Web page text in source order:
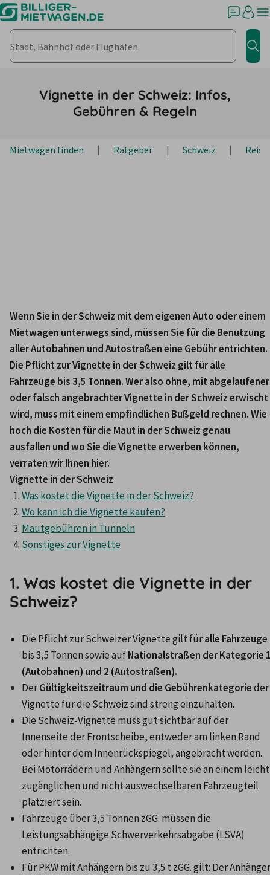
Stadt, Bahnhof oder Flughafen
Vignette in der Schweiz: Infos,
Gebühren & Regeln
Mietwagen finden Ratgeber Schweiz
Wenn Sie in der Schweiz mit dem eigenen Auto oder einem
Mietwagen unterwegs sind, müssen Sie für die Benutzung
aller Autobahnen und Autostraßen eine Gebühr entrichten.
Die Pflicht zur Vignette in der Schweiz gilt für alle
Fahrzeuge bis 3,5 Tonnen. Wer also ohne, mit abgelaufener
oder falsch angebrachter Vignette in der Schweiz erwischt
wird, muss mit einem empfindlichen Bußgeld rechnen. Wie
hoch die Kosten für die Maut in der Schweiz genau
ausfallen und wo Sie die Vignette erwerben können,
verraten wir Ihnen hier.
Vignette in der Schweiz
Was kostet die Vignette in der Schweiz?
Wo kann ich die Vignette kaufen?
Mautgebühren in Tunneln
Sonstiges zur Vignette
1. Was kostet die Vignette in der
Schweiz?
Die Pflicht zur Schweizer Vignette gilt für alle Fahrzeuge
bis 3,5 Tonnen sowie auf Nationalstraßen der Kategorie
(Autobahnen) und 2 (Autostraßen).
Der Gültigkeitszeitraum und die Gebührenkategorie der
Vignette für die Schweiz sind streng einzuhalten.
Die Schweiz-Vignette muss gut sichtbar auf der
Innenseite der Frontscheibe, entweder am linken Rand
oder hinter dem Innenrückspiegel, angebracht werden.
Bei Motorrädern und Anhängern sollte sie an einem leicht
zugänglichen und nicht auswechselbaren Fahrzeugteil
platziert sein.
Fahrzeuge über 3,5 Tonnen zGG. müssen die
Leistungsabhängige Schwerverkehrsabgabe (LSVA)
entrichten.
Für PKW mit Anhängern bis zu 3,5 t zGG. gilt: Der Anhänger